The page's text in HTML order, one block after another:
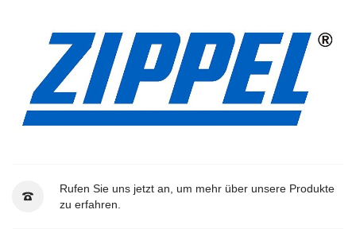
Rufen Sie uns jetzt an, um mehr über unsere Produkte
zu erfahren.